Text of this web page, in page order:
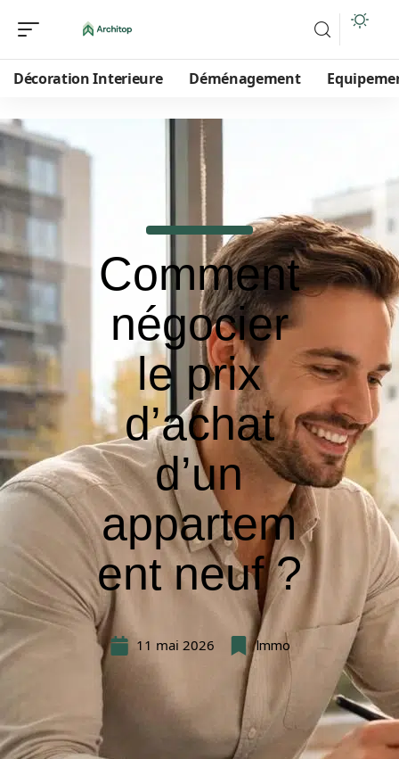
Décoration Interieure Déménagement
Comment
négocier
le prix
d’achat
d’un
appartem
ent neuf ?
11 mai 2026 Immo